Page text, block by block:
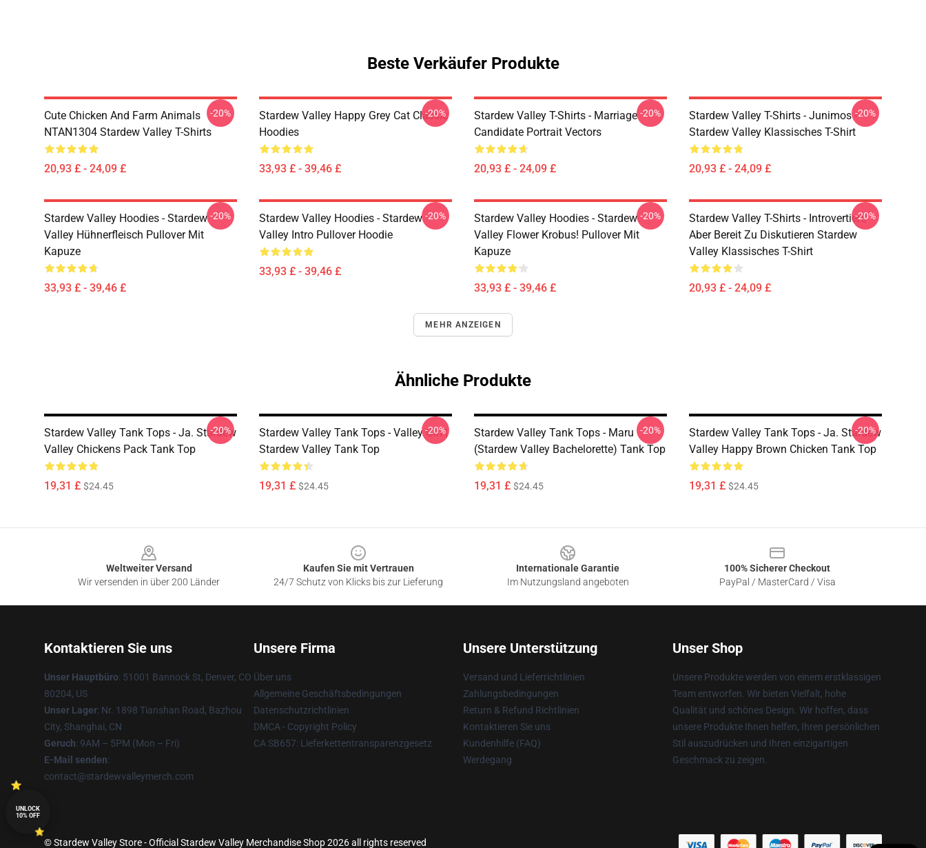
Beste Verkäufer Produkte
Cute Chicken And Farm Animals
NTAN1304 Stardew Valley T-Shirts
20,93 £ - 24,09 £
-20%
Stardew Valley Happy Grey Cat Classic
Hoodies
33,93 £ - 39,46 £
-20%
Stardew Valley T-Shirts - Marriage
Candidate Portrait Vectors
20,93 £ - 24,09 £
-20%
Stardew Valley T-Shirts - Junimos -
Stardew Valley Klassisches T-Shirt
20,93 £ - 24,09 £
-20%
Stardew Valley Hoodies - Stardew
Valley Hühnerfleisch Pullover Mit
Kapuze
33,93 £ - 39,46 £
-20%
Stardew Valley Hoodies - Stardew
Valley Intro Pullover Hoodie
33,93 £ - 39,46 £
-20%
Stardew Valley Hoodies - Stardew
Valley Flower Krobus! Pullover Mit
Kapuze
33,93 £ - 39,46 £
-20%
Stardew Valley T-Shirts - Introvertiert,
Aber Bereit Zu Diskutieren Stardew
Valley Klassisches T-Shirt
20,93 £ - 24,09 £
-20%
MEHR ANZEIGEN
Ähnliche Produkte
Stardew Valley Tank Tops - Ja. Stardew
Valley Chickens Pack Tank Top
19,31 £ $24.45
-20%
Stardew Valley Tank Tops - Valley Girl |
Stardew Valley Tank Top
19,31 £ $24.45
-20%
Stardew Valley Tank Tops - Maru
(Stardew Valley Bachelorette) Tank Top
19,31 £ $24.45
-20%
Stardew Valley Tank Tops - Ja. Stardew
Valley Happy Brown Chicken Tank Top
19,31 £ $24.45
-20%
Weltweiter Versand
Wir versenden in über 200 Länder
Kaufen Sie mit Vertrauen
24/7 Schutz von Klicks bis zur Lieferung
Internationale Garantie
Im Nutzungsland angeboten
100% Sicherer Checkout
PayPal / MasterCard / Visa
Kontaktieren Sie uns
Unser Hauptbüro: 51001 Bannock St, Denver, CO
80204, US
Unser Lager: Nr. 1898 Tianshan Road, Bazhou
City, Shanghai, CN
Geruch: 9AM – 5PM (Mon – Fri)
E-Mail senden:
contact@stardewvalleymerch.com
Unsere Firma
Über uns
Allgemeine Geschäftsbedingungen
Datenschutzrichtlinien
DMCA - Copyright Policy
CA SB657: Lieferkettentransparenzgesetz
Unsere Unterstützung
Versand und Lieferrichtlinien
Zahlungsbedingungen
Return & Refund Richtlinien
Kontaktieren Sie uns
Kundenhilfe (FAQ)
Werdegang
Unser Shop
Unsere Produkte werden von einem erstklassigen
Team entworfen. Wir bieten Vielfalt, hohe
Qualität und schönes Design. Wir hoffen, dass
unsere Produkte Ihnen helfen, Ihren persönlichen
Stil auszudrücken und Ihren einzigartigen
Geschmack zu zeigen.
© Stardew Valley Store - Official Stardew Valley Merchandise Shop 2026 all rights reserved
UNLOCK
10% OFF